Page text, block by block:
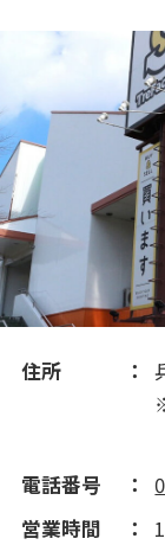
2020(154)
2019(68)
2018(94)
住所
電話番号
営業時間